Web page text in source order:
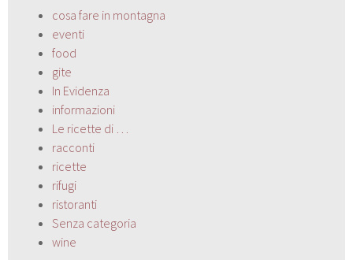
cosa fare in montagna
eventi
food
gite
In Evidenza
informazioni
Le ricette di …
racconti
ricette
rifugi
ristoranti
Senza categoria
wine